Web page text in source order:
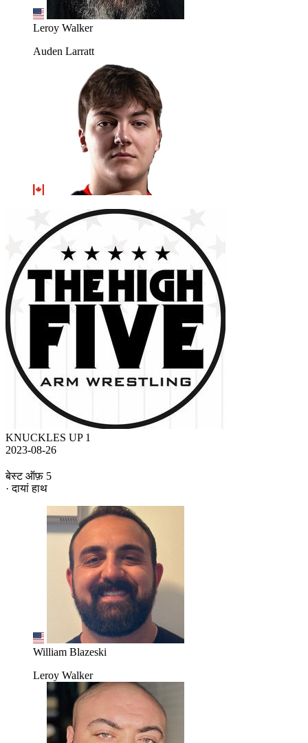
Leroy Walker
Auden Larratt
KNUCKLES UP 1
2023-08-26
बेस्ट ऑफ़ 5
· दायां हाथ
William Blazeski
Leroy Walker